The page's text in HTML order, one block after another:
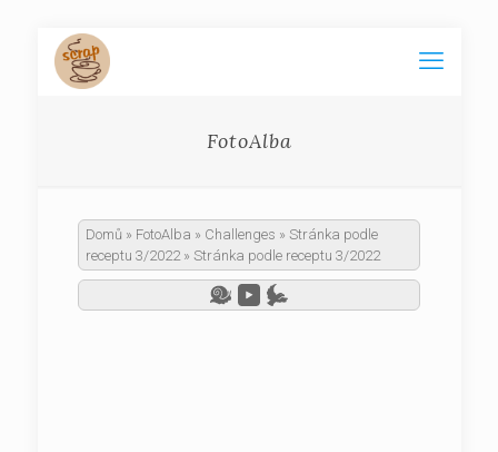
FotoAlba
Domů » FotoAlba » Challenges » Stránka podle
receptu 3/2022» Stránka podle receptu 3/2022